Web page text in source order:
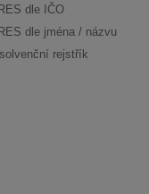
dle IČO
dle jména / názvu
rejstřík